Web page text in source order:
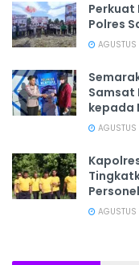
Perkuat
Polres
Samsat
kepada
Personel